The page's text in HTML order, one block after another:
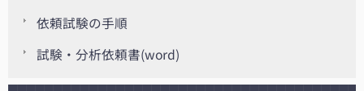
依頼試験の手順
試験・分析依頼書(word)